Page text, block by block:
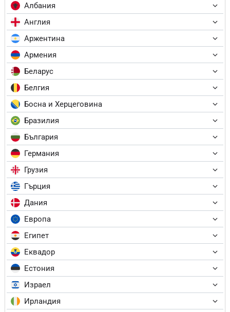
Албания
Англия
Аржентина
Армения
Беларус
Белгия
Босна и Херцеговина
Бразилия
България
Германия
Грузия
Гърция
Дания
Европа
Египет
Еквадор
Естония
Израел
Ирландия